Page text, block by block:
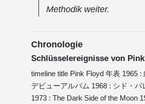
Methodik weiter.
Chronologie
Schlüsselereignisse von
timeline title Pink Floyd 年表 1965 :
デビューアルバム 1968 : シド・バ
1973 : The Dark Side of the Moon